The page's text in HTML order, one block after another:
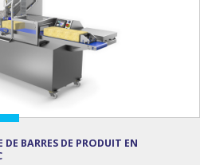
BARRES DE PRODUIT EN